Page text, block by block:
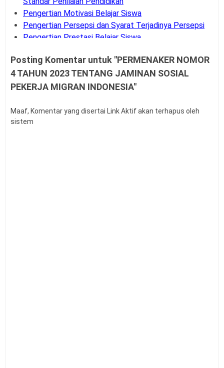
Pengertian Motivasi Belajar Siswa
Pengertian Persepsi dan Syarat Terjadinya Persepsi
Pengertian Prestasi Belajar Siswa
Bank Soal UM-PTKIN Tahun Akademik 2026/2027
Pengertian dan Komponen Layanan BK
Panduan Cara Aktivasi MFA Pada SSO BKN
MTS, MA, MAK
Syarat dan Jadwal Pendaftaran BINTARA POLRI
Posting Komentar untuk "PERMENAKER NOMOR
4 TAHUN 2023 TENTANG JAMINAN SOSIAL
PEKERJA MIGRAN INDONESIA"
Maaf, Komentar yang disertai Link Aktif akan terhapus oleh
sistem